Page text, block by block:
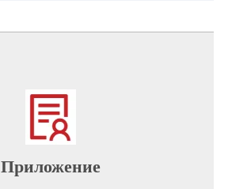
Приложение